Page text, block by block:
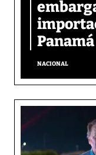
Panamá
NACIONAL